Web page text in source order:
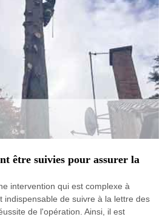
être suivies pour assurer la
intervention qui est complexe à
indispensable de suivre à la lettre des
de l'opération. Ainsi, il est